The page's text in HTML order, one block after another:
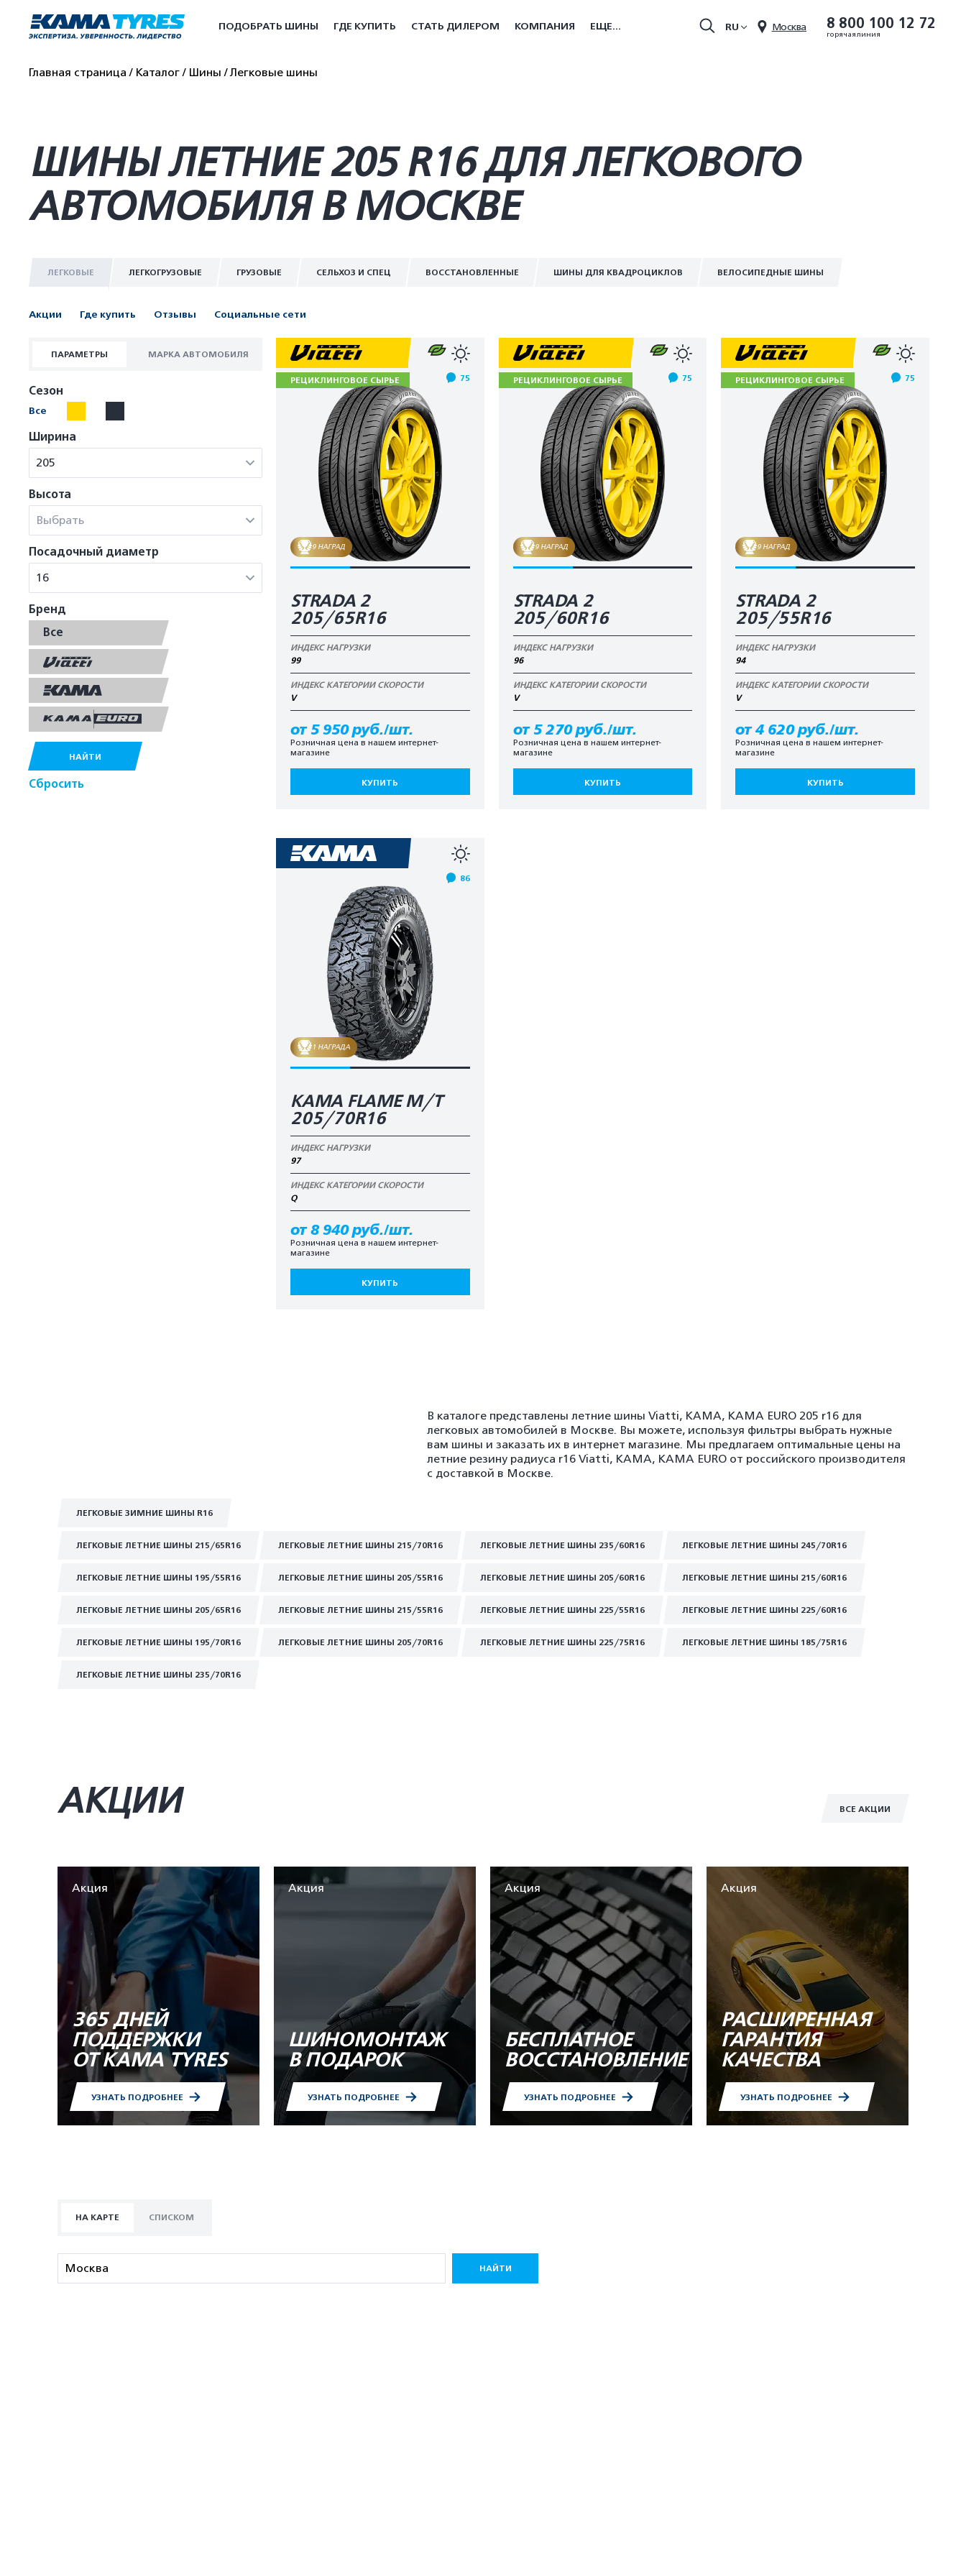
8 800 100 12 72
горячая линия
Москва
RU
ПОДОБРАТЬ ШИНЫ ГДЕ КУПИТЬ СТАТЬ ДИЛЕРОМ КОМПАНИЯ ЕЩЕ...
Главная страница Каталог Шины Легковые шины
ШИНЫ ЛЕТНИЕ 205 R16 ДЛЯ ЛЕГКОВОГО
АВТОМОБИЛЯ В МОСКВЕ
ЛЕГКОВЫЕ ЛЕГКОГРУЗОВЫЕ ГРУЗОВЫЕ СЕЛЬХОЗ И СПЕЦ ВОССТАНОВЛЕННЫЕ ШИНЫ ДЛЯ КВАДРОЦИКЛОВ ВЕЛОСИПЕДНЫЕ ШИНЫ
Акции Где купить Отзывы Социальные сети
ПАРАМЕТРЫ МАРКА АВТОМОБИЛЯ
Сезон
Все
Ширина
205
Высота
Выбрать
Посадочный диаметр
16
Бренд
Все
НАЙТИ
Сбросить
РЕЦИКЛИНГОВОЕ СЫРЬЕ 75
9 НАГРАД
STRADA 2
205/65R16
ИНДЕКС НАГРУЗКИ
99
ИНДЕКС КАТЕГОРИИ СКОРОСТИ
V
от 5 950 руб./шт.
Розничная цена в нашем интернет-
магазине
КУПИТЬ
РЕЦИКЛИНГОВОЕ СЫРЬЕ 75
9 НАГРАД
STRADA 2
205/60R16
ИНДЕКС НАГРУЗКИ
96
ИНДЕКС КАТЕГОРИИ СКОРОСТИ
V
от 5 270 руб./шт.
Розничная цена в нашем интернет-
магазине
КУПИТЬ
РЕЦИКЛИНГОВОЕ СЫРЬЕ 75
9 НАГРАД
STRADA 2
205/55R16
ИНДЕКС НАГРУЗКИ
94
ИНДЕКС КАТЕГОРИИ СКОРОСТИ
V
от 4 620 руб./шт.
Розничная цена в нашем интернет-
магазине
КУПИТЬ
86
1 НАГРАДА
KAMA FLAME М/T
205/70R16
ИНДЕКС НАГРУЗКИ
97
ИНДЕКС КАТЕГОРИИ СКОРОСТИ
Q
от 8 940 руб./шт.
Розничная цена в нашем интернет-
магазине
КУПИТЬ
В каталоге представлены летние шины Viatti, KAMA, KAMA EURO 205 r16 для
легковых автомобилей в Москве. Вы можете, используя фильтры выбрать нужные
вам шины и заказать их в интернет магазине. Мы предлагаем оптимальные цены на
летние резину радиуса r16 Viatti, KAMA, KAMA EURO от российского производителя
с доставкой в Москве.
ЛЕГКОВЫЕ ЗИМНИЕ ШИНЫ R16
ЛЕГКОВЫЕ ЛЕТНИЕ ШИНЫ 215/65R16 ЛЕГКОВЫЕ ЛЕТНИЕ ШИНЫ 215/70R16 ЛЕГКОВЫЕ ЛЕТНИЕ ШИНЫ 235/60R16 ЛЕГКОВЫЕ ЛЕТНИЕ ШИНЫ 245/70R16
ЛЕГКОВЫЕ ЛЕТНИЕ ШИНЫ 195/55R16 ЛЕГКОВЫЕ ЛЕТНИЕ ШИНЫ 205/55R16 ЛЕГКОВЫЕ ЛЕТНИЕ ШИНЫ 205/60R16 ЛЕГКОВЫЕ ЛЕТНИЕ ШИНЫ 215/60R16
ЛЕГКОВЫЕ ЛЕТНИЕ ШИНЫ 205/65R16 ЛЕГКОВЫЕ ЛЕТНИЕ ШИНЫ 215/55R16 ЛЕГКОВЫЕ ЛЕТНИЕ ШИНЫ 225/55R16 ЛЕГКОВЫЕ ЛЕТНИЕ ШИНЫ 225/60R16
ЛЕГКОВЫЕ ЛЕТНИЕ ШИНЫ 195/70R16 ЛЕГКОВЫЕ ЛЕТНИЕ ШИНЫ 205/70R16 ЛЕГКОВЫЕ ЛЕТНИЕ ШИНЫ 225/75R16 ЛЕГКОВЫЕ ЛЕТНИЕ ШИНЫ 185/75R16
ЛЕГКОВЫЕ ЛЕТНИЕ ШИНЫ 235/70R16
ВСЕ АКЦИИ
АКЦИИ
Акция
365 ДНЕЙ
ПОДДЕРЖКИ
ОТ KAMA TYRES
УЗНАТЬ ПОДРОБНЕЕ
Акция
ШИНОМОНТАЖ
В ПОДАРОК
УЗНАТЬ ПОДРОБНЕЕ
Акция
БЕСПЛАТНОЕ
ВОССТАНОВЛЕНИЕ
УЗНАТЬ ПОДРОБНЕЕ
Акция
РАСШИРЕННАЯ
ГАРАНТИЯ
КАЧЕСТВА
УЗНАТЬ ПОДРОБНЕЕ
НА КАРТЕ СПИСКОМ
НАЙТИ